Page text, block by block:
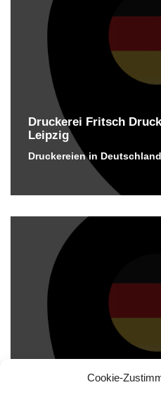
Cookie-
Druckerei Fritsch
Leipzig
Druckereien in Deutschland